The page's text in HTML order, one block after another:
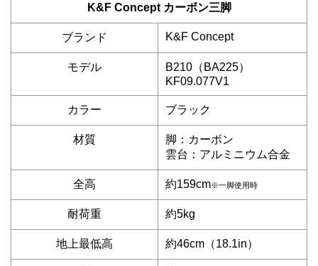
K&F Concept カーボン三脚
ブランド K&F Concept
モデル
B210（BA225）
KF09.077V1
カラー ブラック
材質
脚：カーボン
雲台：アルミニウム合金
全高 約159cm※一脚使用時
耐荷重 約5kg
地上最低高 約46cm（18.1in）